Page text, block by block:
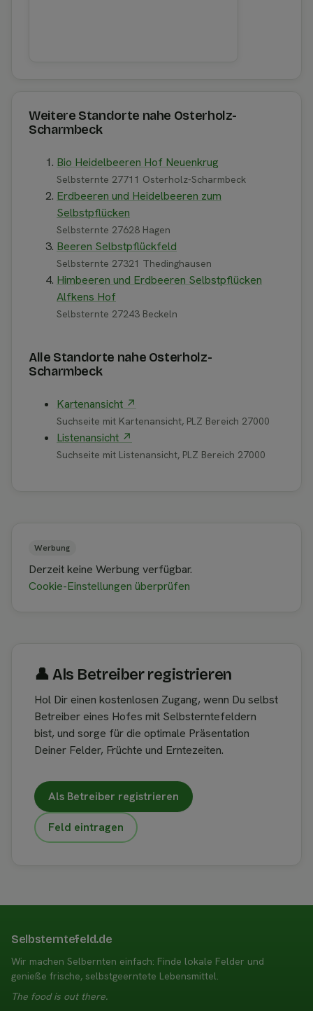
Weitere Standorte nahe Osterholz-
Scharmbeck
Bio Heidelbeeren Hof Neuenkrug
Selbsternte 27711 Osterholz-Scharmbeck
Erdbeeren und Heidelbeeren zum
Selbstpflücken
Selbsternte 27628 Hagen
Beeren Selbstpflückfeld
Selbsternte 27321 Thedinghausen
Himbeeren und Erdbeeren Selbstpflücken
Alfkens Hof
Selbsternte 27243 Beckeln
Alle Standorte nahe Osterholz-
Scharmbeck
Kartenansicht ↗
Suchseite mit Kartenansicht, PLZ Bereich 27000
Listenansicht ↗
Suchseite mit Listenansicht, PLZ Bereich 27000
Werbung
Derzeit keine Werbung verfügbar.
Cookie-Einstellungen überprüfen
👤︎ Als Betreiber registrieren
Hol Dir einen kostenlosen Zugang, wenn Du selbst
Betreiber eines Hofes mit Selbsterntefeldern
bist, und sorge für die optimale Präsentation
Deiner Felder, Früchte und Erntezeiten.
Als Betreiber registrieren
Feld eintragen
Selbsterntefeld.de
Wir machen Selbernten einfach: Finde lokale Felder und
genieße frische, selbstgeerntete Lebensmittel.
The food is out there.